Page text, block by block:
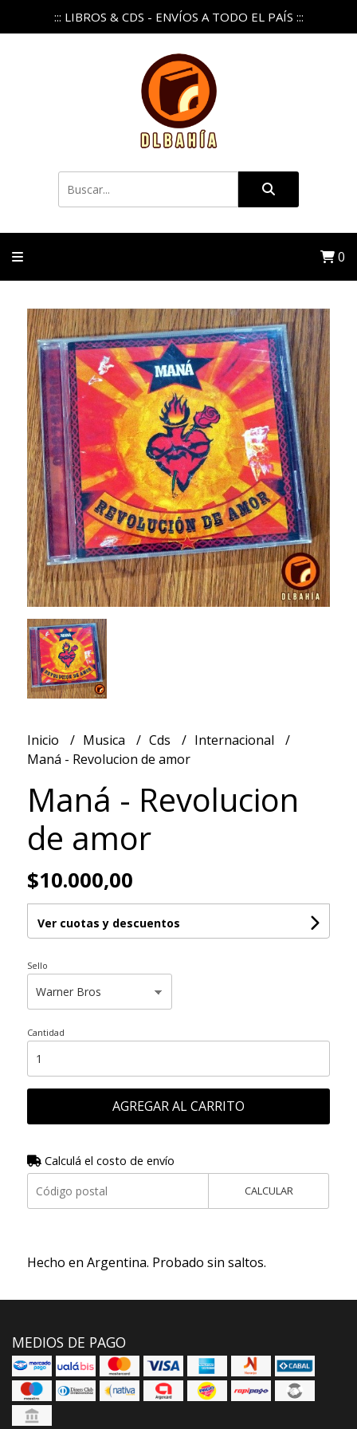
::: LIBROS & CDS - ENVÍOS A TODO EL PAÍS :::
0
Inicio Musica Cds
Internacional
Maná - Revolucion de amor
Maná - Revolucion
de amor
$10.000,00
Ver cuotas y descuentos
Sello
Cantidad
AGREGAR AL CARRITO
Calculá el costo de envío
CALCULAR
Hecho en Argentina. Probado sin saltos.
MEDIOS DE PAGO